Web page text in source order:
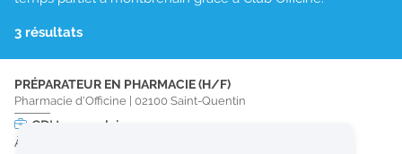
3 résultats
PRÉPARATEUR EN PHARMACIE (H/F)
Pharmacie d'Officine 02100 Saint-Quentin
CDI temps plein
À partir du 19/09/26